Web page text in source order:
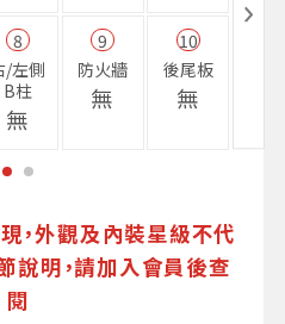
8
/左側
B柱
無
9
防火牆
無
10
後尾板
無
，外觀及內裝星級不代
說明，請加入會員後查
閱